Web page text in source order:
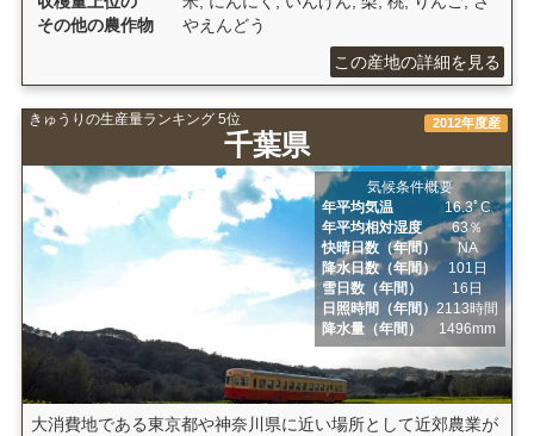
その他の農作物
やえんどう
この産地の詳細を見る
きゅうりの生産量ランキング 5位
千葉県
2012年度産
気候条件概要
年平均気温
16.3ﾟC
年平均相対湿度
63％
快晴日数（年間）
NA
降水日数（年間）
101日
雪日数（年間）
16日
日照時間（年間）2113時間
降水量（年間）
1496mm
大消費地である東京都や神奈川県に近い場所として近郊農業が